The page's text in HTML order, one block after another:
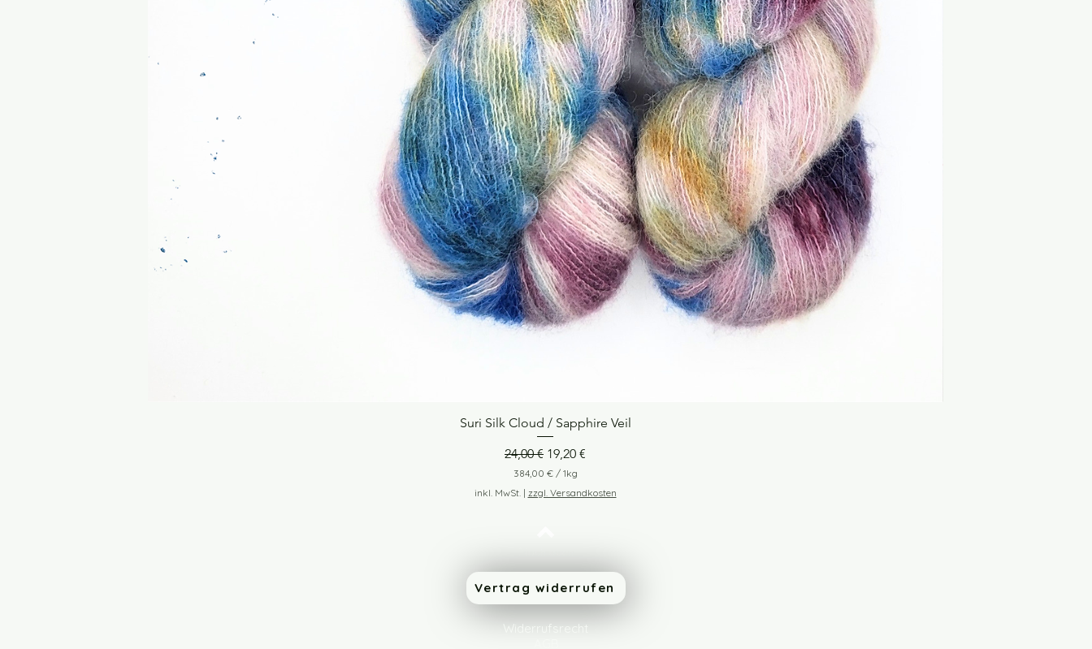
Schnellansicht
Suri Silk Cloud / Sapphire Veil
Standardpreis
24,00 € Sale-Preis
19,20 €
384,00 € / 1kg
8
p
r
inkl. MwSt. | zzgl. Versandkosten
Vertrag widerrufen
Widerrufsrecht